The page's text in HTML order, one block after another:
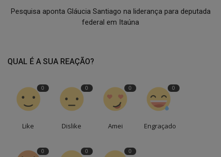
Pesquisa aponta Gláucia Santiago na liderança para deputada
federal em Itaúna
QUAL É A SUA REAÇÃO?
0
Like
0
Dislike
0
Amei
0
Engraçado
0 0 0